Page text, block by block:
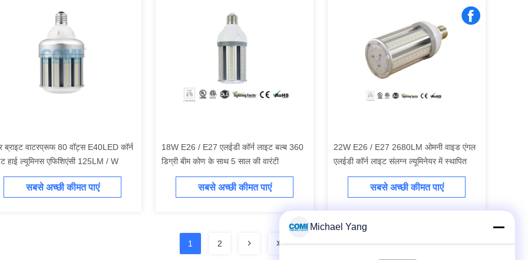
ब्राइट वाटरप्रूफ 80 वॉट्स E40LED कॉर्न
हाई ल्यूमिनस एफिशिएंसी 125LM / W
सबसे अच्छी कीमत पाएं
18W E26 / E27 एलईडी कॉर्न लाइट बल्ब 360
डिग्री बीम कोण के साथ 5 साल की वारंटी
सबसे अच्छी कीमत पाएं
22W E26 / E27 2680LM ओमनी वाइड एंगल
एलईडी कॉर्न लाइट संलग्न ल्यूमिनेयर में स्थापित
सबसे अच्छी कीमत पाएं
1 2
Michael Yang